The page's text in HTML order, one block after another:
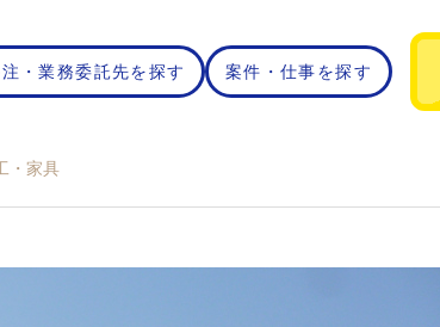
・業務委託先を探す 案件・仕事を探す
・家具